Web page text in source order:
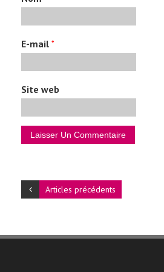
E-mail *
Site web
Articles précédents